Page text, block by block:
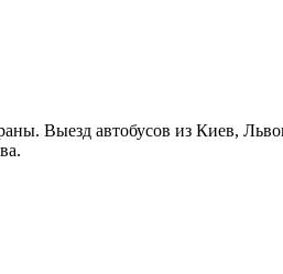
Выезд автобусов из Киев,